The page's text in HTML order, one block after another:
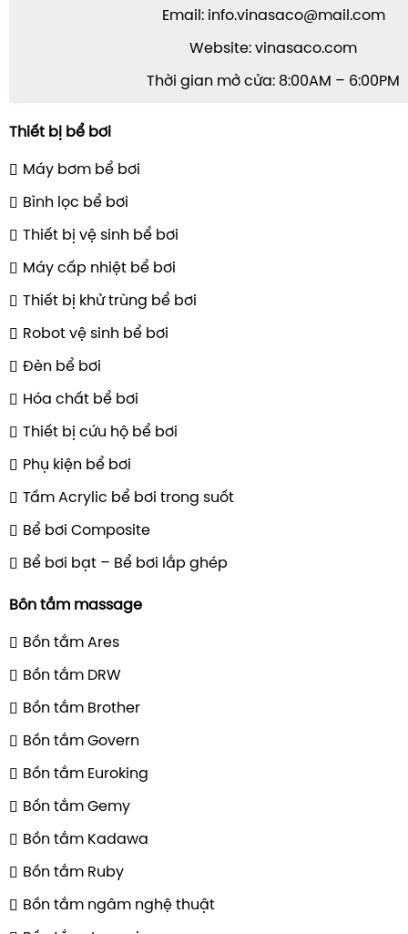
Email: info.vinasaco@mail.com
Website: vinasaco.com
Thời gian mở cửa: 8:00AM – 6:00PM
Thiết bị bể bơi
Máy bơm bể bơi
Bình lọc bể bơi
Thiết bị vệ sinh bể bơi
Máy cấp nhiệt bể bơi
Thiết bị khử trùng bể bơi
Robot vệ sinh bể bơi
Đèn bể bơi
Hóa chất bể bơi
Thiết bị cứu hộ bể bơi
Phụ kiện bể bơi
Tấm Acrylic bể bơi trong suốt
Bể bơi Composite
Bể bơi bạt – Bể bơi lắp ghép
Bồn tắm massage
Bồn tắm Ares
Bồn tắm DRW
Bồn tắm Brother
Bồn tắm Govern
Bồn tắm Euroking
Bồn tắm Gemy
Bồn tắm Kadawa
Bồn tắm Ruby
Bồn tắm ngâm nghệ thuật